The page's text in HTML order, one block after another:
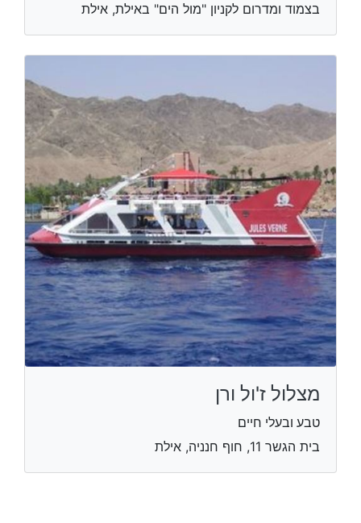
בצמוד ומדרום לקניון "מול הים" באילת​, אילת
מצלול ז'ול ורן
טבע ובעלי חיים
בית הגשר 11, חוף חנניה, אילת